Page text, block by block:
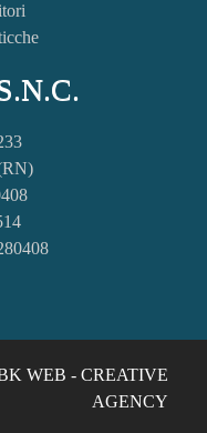
WEB - CREATIVE
AGENCY